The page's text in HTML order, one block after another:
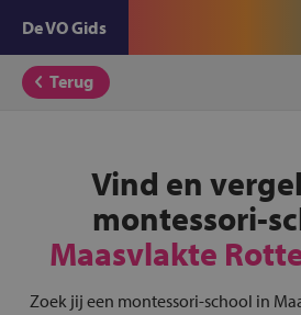
De VO Gids
Terug
Vind en
montessori-
Maasvlakte
Zoek jij een montessori-school in